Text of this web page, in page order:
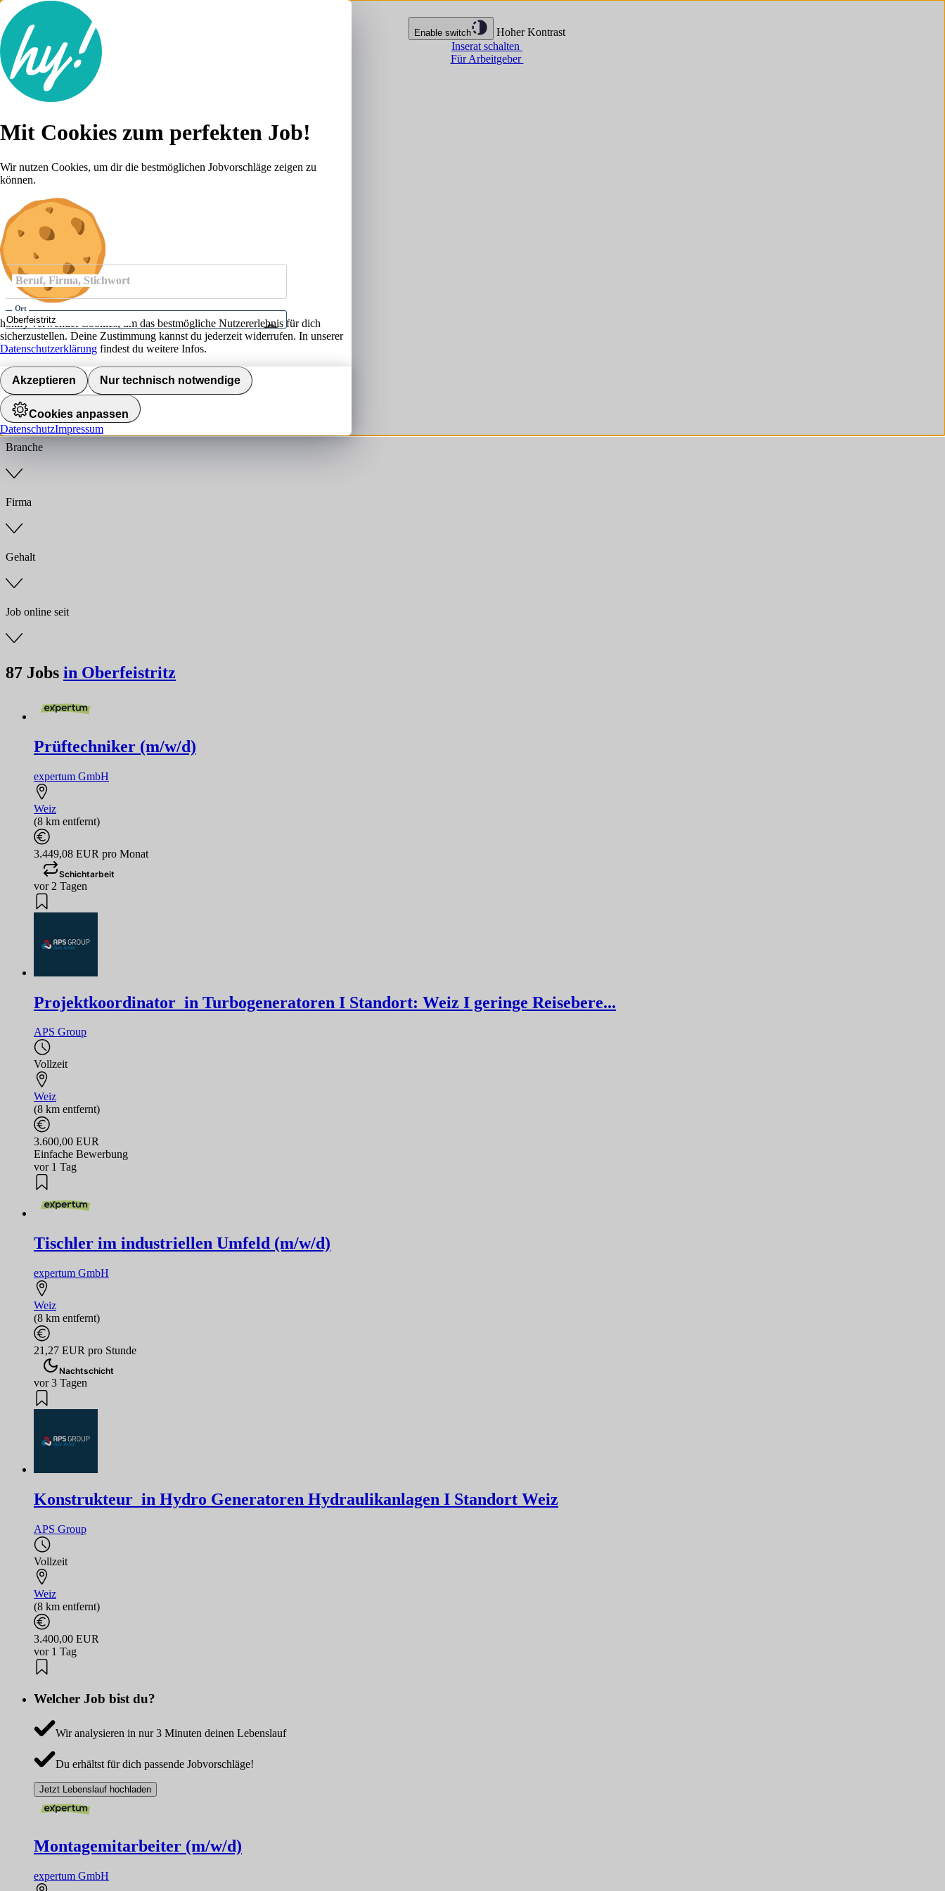
Enable switch
Hoher Kontrast
Inserat schalten
Für Arbeitgeber
Lebenslauf
Karriere-Tipps
Anmelden
Beruf, Firma, Stichwort
Ort
Umkreis
Jobs finden
Anstellungsart
Branche
Firma
Gehalt
Job online seit
87 Jobs in Oberfeistritz
Prüftechniker (m/w/d)
expertum GmbH
Weiz
(8 km entfernt)
3.449,08 EUR pro Monat
Schichtarbeit
vor 2 Tagen
Projektkoordinator_in Turbogeneratoren I Standort: Weiz I geringe Reisebere...
APS Group
Vollzeit
Weiz
(8 km entfernt)
3.600,00 EUR
Einfache Bewerbung
vor 1 Tag
Tischler im industriellen Umfeld (m/w/d)
expertum GmbH
Weiz
(8 km entfernt)
21,27 EUR pro Stunde
Nachtschicht
vor 3 Tagen
Konstrukteur_in Hydro Generatoren Hydraulikanlagen I Standort Weiz
APS Group
Vollzeit
Weiz
(8 km entfernt)
3.400,00 EUR
vor 1 Tag
Welcher Job bist du?
Wir analysieren in nur 3 Minuten deinen Lebenslauf
Du erhältst für dich passende Jobvorschläge!
Jetzt Lebenslauf hochladen
Montagemitarbeiter (m/w/d)
expertum GmbH
Mit Cookies zum perfekten Job!
Wir nutzen Cookies, um dir die bestmöglichen Jobvorschläge zeigen zu
können.
hokify verwendet Cookies, um das bestmögliche Nutzererlebnis für dich
sicherzustellen. Deine Zustimmung kannst du jederzeit widerrufen. In unserer
Datenschutzerklärung findest du weitere Infos.
Akzeptieren Nur technisch notwendige
Cookies anpassen
DatenschutzImpressum